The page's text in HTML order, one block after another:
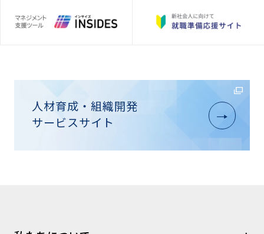
人材育成・組織開発
サービスサイト